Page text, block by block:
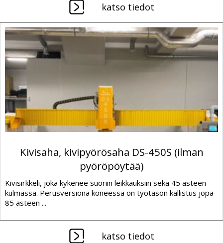
katso tiedot
Kivisaha, kivipyörösaha DS-450S (ilman
pyöröpöytää)
Kivisirkkeli, joka kykenee suoriin leikkauksiin sekä 45 asteen
kulmassa. Perusversiona koneessa on työtason kallistus jopa
85 asteen ...
katso tiedot